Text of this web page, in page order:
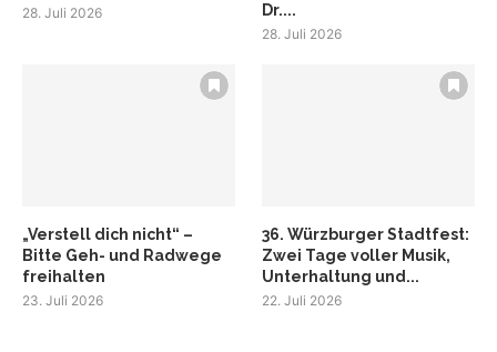
28. Juli 2026
Dr....
28. Juli 2026
„Verstell dich nicht“ –
Bitte Geh- und Radwege
freihalten
23. Juli 2026
36. Würzburger Stadtfest:
Zwei Tage voller Musik,
Unterhaltung und...
22. Juli 2026